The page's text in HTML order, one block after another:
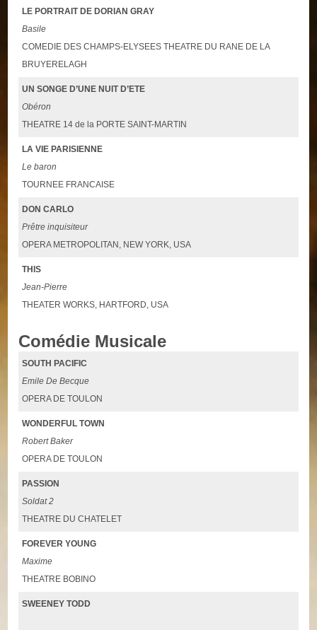
LE PORTRAIT DE DORIAN GRAY
Basile
COMEDIE DES CHAMPS-ELYSEES THEATRE DU RANE DE LA
BRUYERELAGH
UN SONGE D’UNE NUIT D’ETE
Obéron
THEATRE 14 de la PORTE SAINT-MARTIN
LA VIE PARISIENNE
Le baron
TOURNEE FRANCAISE
DON CARLO
Prêtre inquisiteur
OPERA METROPOLITAN, NEW YORK, USA
THIS
Jean-Pierre
THEATER WORKS, HARTFORD, USA
Comédie Musicale
SOUTH PACIFIC
Emile De Becque
OPERA DE TOULON
WONDERFUL TOWN
Robert Baker
OPERA DE TOULON
PASSION
Soldat 2
THEATRE DU CHATELET
FOREVER YOUNG
Maxime
THEATRE BOBINO
SWEENEY TODD